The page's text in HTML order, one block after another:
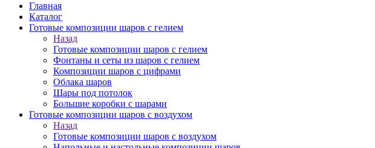
Главная
Каталог
Готовые композиции шаров с гелием
Назад
Готовые композиции шаров с гелием
Фонтаны и сеты из шаров с гелием
Композиции шаров с цифрами
Облака шаров
Шары под потолок
Большие коробки с шарами
Готовые композиции шаров с воздухом
Назад
Готовые композиции шаров с воздухом